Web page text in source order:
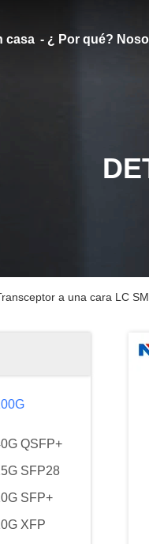
casa - ¿ Por qué?
a una cara LC
QSFP+
SFP28
SFP+
XFP